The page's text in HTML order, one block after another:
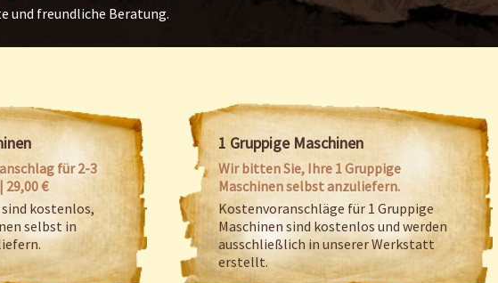
und freundliche Beratung.
für 2-3
29,00 €
kostenlos,
selbst in
1 Gruppige Maschinen
Wir bitten Sie, Ihre 1 Gruppige
Maschinen selbst anzuliefern.
Kostenvoranschläge für 1 Gruppige
Maschinen sind kostenlos und werden
ausschließlich in unserer Werkstatt
erstellt.